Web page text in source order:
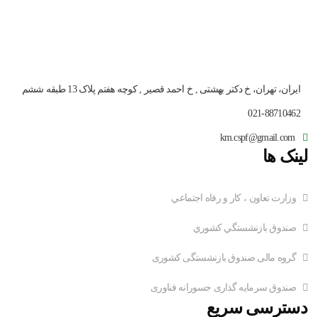
ایران، تهران، خ دکتر بهشتی , خ احمد قصیر , کوچه هفتم پلاک 13 طبقه ششم
021-88710462
km.cspf@gmail.com
لینک ها
وزارت تعاون ، کار و رفاه اجتماعي
صندوق بازنشستگي کشوري
گروه مالی صندوق بازنشستگی کشوری
صندوق سرمایه گذاری جسورانه فناوری
دسترسی سریع